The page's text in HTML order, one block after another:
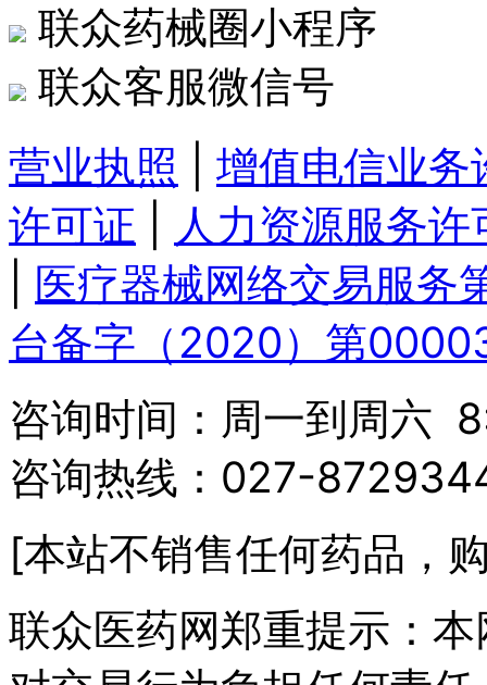
联众药械圈小程序
联众客服微信号
营业执照
增值电信业务
许可证
人力资源服务许
医疗器械网络交易服务
台备字（2020）第
咨询时间：周一到周六
咨询热线：027-
[本站不销售任何药品，
联众医药网郑重提示：